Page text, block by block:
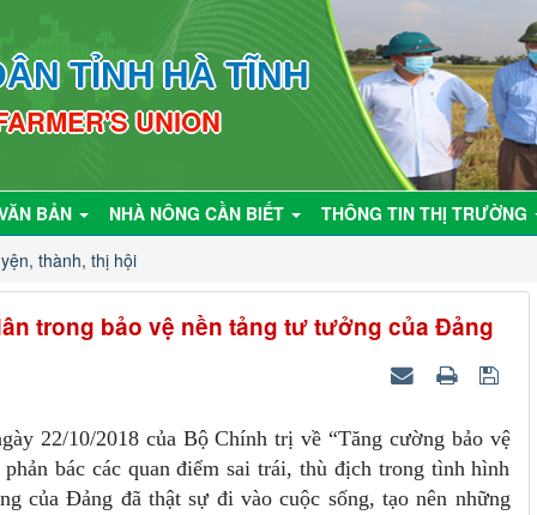
TỈNH HÀ TĨNH
UNION
BẢN NHÀ NÔNG CẦN BIẾT
THÔNG TIN THỊ TRƯỜNG
thành, thị hội
trong bảo vệ nền tảng tư tưởng của Đảng
22/10/2018 của Bộ Chính trị về “Tăng cường bảo vệ
bác các quan điểm sai trái, thù địch trong tình hình
của Đảng đã thật sự đi vào cuộc sống, tạo nên những